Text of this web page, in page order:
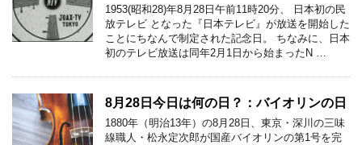
1953(昭和28)年8月28日午前11時20分、 日本初の民
放テレビ となった『日本テレビ』が放送を開始した
ことにちなんで制定された記念日。 ちなみに、日本
初のテレビ放送は同年2月1日から始まったN …
8月28日今日は何の日？：バイオリンの日
1880年（明治13年）の8月28日、東京・深川の三味
線職人・松永定次郎が国産バイオリンの第1号を完